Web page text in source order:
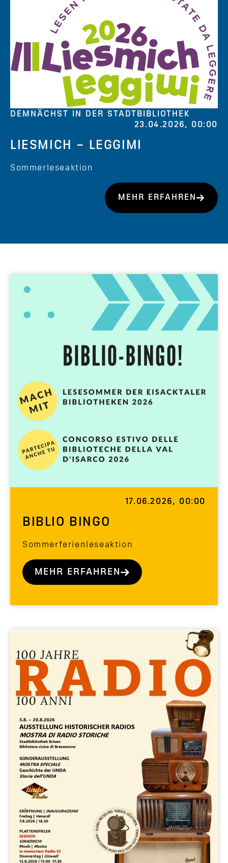
DEMNÄCHST IN DER STADTBIBLIOTHEK
23.04.2026, 00:00
LIESMICH – LEGGIMI
Sommerleseaktion
MEHR ERFAHREN
17.06.2026, 00:00
BIBLIO BINGO
Sommerferienleseaktion
MEHR ERFAHREN